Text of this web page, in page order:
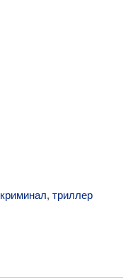
криминал, триллер